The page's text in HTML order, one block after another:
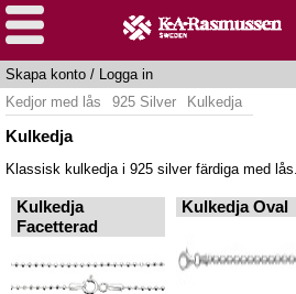
Skapa konto / Logga in
Kedjor med lås
925 Silver Kulkedja
Kulkedja
Klassisk kulkedja i 925 silver färdiga med lås.
Kulkedja
Facetterad
Kulkedja Oval